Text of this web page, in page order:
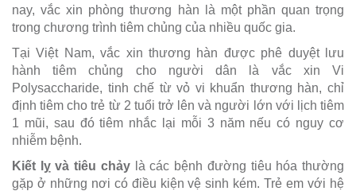
nay, vắc xin phòng thương hàn là một phần quan trọng
trong chương trình tiêm chủng của nhiều quốc gia.
Tại Việt Nam, vắc xin thương hàn được phê duyệt lưu
hành tiêm chủng cho người dân là vắc xin Vi
Polysaccharide, tinh chế từ vỏ vi khuẩn thương hàn, chỉ
định tiêm cho trẻ từ 2 tuổi trở lên và người lớn với lịch tiêm
1 mũi, sau đó tiêm nhắc lại mỗi 3 năm nếu có nguy cơ
nhiễm bệnh.
Kiết lỵ và tiêu chảylà các bệnh đường tiêu hóa thường
gặp ở những nơi có điều kiện vệ sinh kém. Trẻ em với hệ